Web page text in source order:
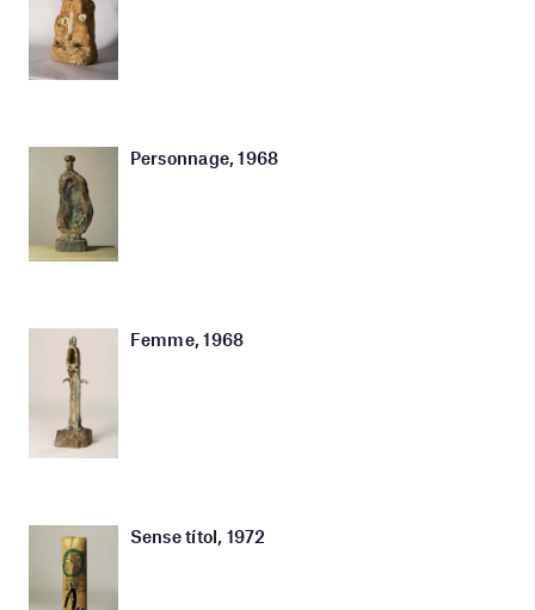
Personnage, 1968
Femme, 1968
Sense títol, 1972